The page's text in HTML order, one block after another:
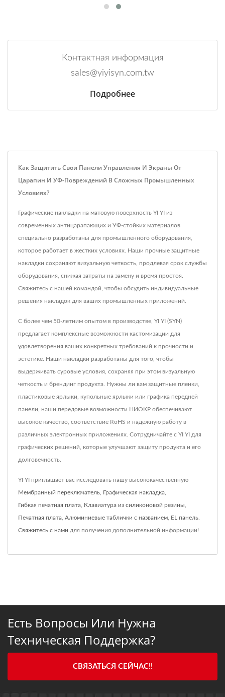
Контактная информация
sales@yiyisyn.com.tw
Подробнее
Как Защитить Свои Панели Управления И Экраны От
Царапин И УФ-Повреждений В Сложных Промышленных
Условиях?
Графические накладки на матовую поверхность YI YI из
современных антицарапающих и УФ-стойких материалов
специально разработаны для промышленного оборудования,
которое работает в жестких условиях. Наши прочные защитные
накладки сохраняют визуальную четкость, продлевая срок службы
оборудования, снижая затраты на замену и время простоя.
Свяжитесь с нашей командой, чтобы обсудить индивидуальные
решения накладок для ваших промышленных приложений.
С более чем 50-летним опытом в производстве, YI YI (SYN)
предлагает комплексные возможности кастомизации для
удовлетворения ваших конкретных требований к прочности и
эстетике. Наши накладки разработаны для того, чтобы
выдерживать суровые условия, сохраняя при этом визуальную
четкость и брендинг продукта. Нужны ли вам защитные пленки,
пластиковые ярлыки, купольные ярлыки или графика передней
панели, наши передовые возможности НИОКР обеспечивают
высокое качество, соответствие RoHS и надежную работу в
различных электронных приложениях. Сотрудничайте с YI YI для
графических решений, которые улучшают защиту продукта и его
долговечность.
YI YI приглашает вас исследовать нашу высококачественную
Мембранный переключатель Графическая накладка
Гибкая печатная плата Клавиатура из силиконовой резины
Печатная плата Алюминиевые таблички с названием EL панель
Свяжитесь с нами для получения дополнительной информации!
Есть Вопросы Или Нужна
Техническая Поддержка?
СВЯЗАТЬСЯ СЕЙЧАС!!